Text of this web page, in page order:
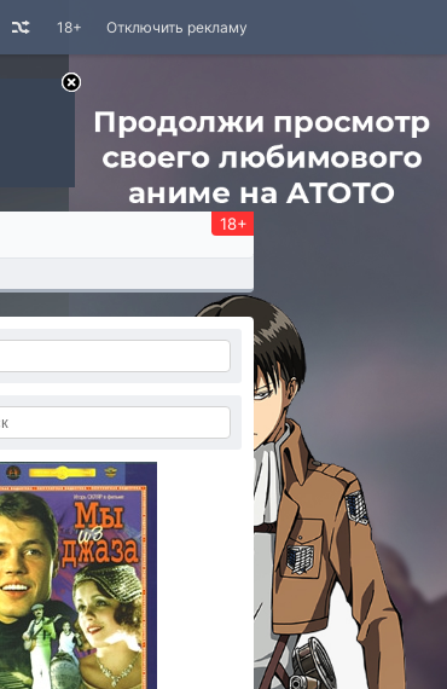
Отключить рекламу
18+
18+